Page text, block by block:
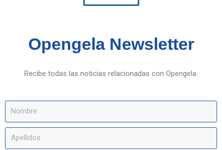
Opengela Newsletter
Recibe todas las noticias relacionadas con Opengela.